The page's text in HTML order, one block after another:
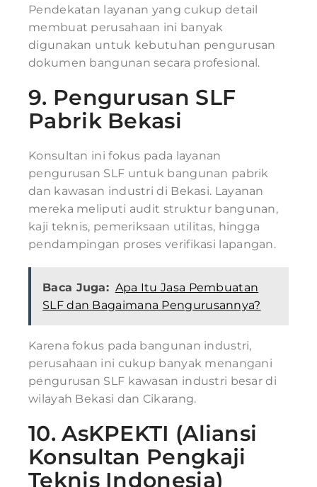
Pendekatan layanan yang cukup detail
membuat perusahaan ini banyak
digunakan untuk kebutuhan pengurusan
dokumen bangunan secara profesional.
9. Pengurusan SLF
Pabrik Bekasi
Konsultan ini fokus pada layanan
pengurusan SLF untuk bangunan pabrik
dan kawasan industri di Bekasi. Layanan
mereka meliputi audit struktur bangunan,
kaji teknis, pemeriksaan utilitas, hingga
pendampingan proses verifikasi lapangan.
Baca Juga: Apa Itu Jasa Pembuatan
SLF dan Bagaimana Pengurusannya?
Karena fokus pada bangunan industri,
perusahaan ini cukup banyak menangani
pengurusan SLF kawasan industri besar di
wilayah Bekasi dan Cikarang.
10.AsKPEKTI (Aliansi
Konsultan Pengkaji
Teknis Indonesia)